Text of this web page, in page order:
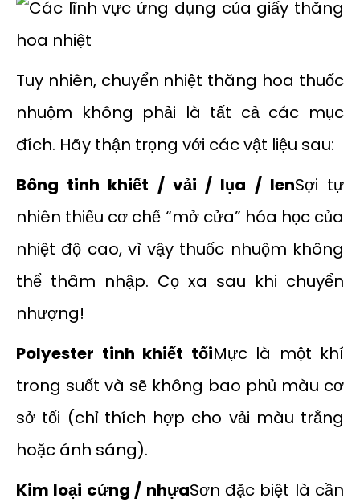
Tuy nhiên, chuyển nhiệt thăng hoa thuốc
nhuộm không phải là tất cả các mục
đích. Hãy thận trọng với các vật liệu sau:
Bông tinh khiết / vải / lụa / lenSợi tự
nhiên thiếu cơ chế “mở cửa” hóa học của
nhiệt độ cao, vì vậy thuốc nhuộm không
thể thâm nhập. Cọ xa sau khi chuyển
nhượng!
Polyester tinh khiết tốiMực là một khí
trong suốt và sẽ không bao phủ màu cơ
sở tối (chỉ thích hợp cho vải màu trắng
hoặc ánh sáng).
Kim loại cứng / nhựaSơn đặc biệt là cần